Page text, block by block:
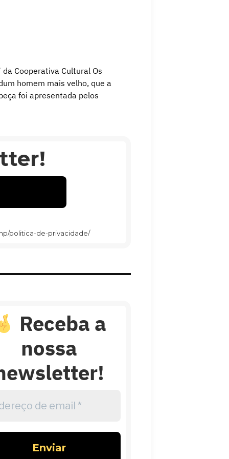
Cooperativa Cultural Os
homem mais velho, que a
foi apresentada pelos
politica-de-privacidade/
Receba a
nossa